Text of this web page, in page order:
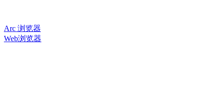
Arc 浏览器
Web浏览器